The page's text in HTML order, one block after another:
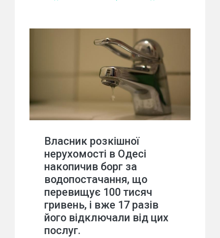
Власник розкішної
нерухомості в Одесі
накопичив борг за
водопостачання, що
перевищує 100 тисяч
гривень, і вже 17 разів
його відключали від цих
послуг.